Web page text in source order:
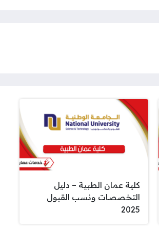
كلية عمان الطبية – دليل
التخصصات ونسب القبول
2025